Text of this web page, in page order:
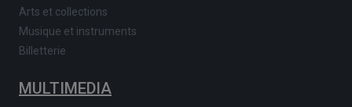
Arts et collections
Musique et instruments
Billetterie
MULTIMEDIA